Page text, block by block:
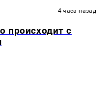
4 часа назад
происходит с